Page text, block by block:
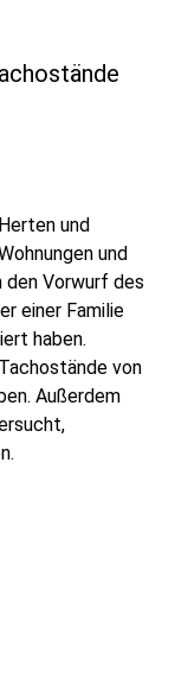
und
und
den Vorwurf des
einer Familie
haben.
von
Außerdem